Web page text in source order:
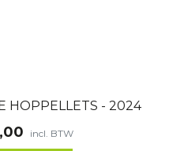
HOPPELLETS - 2024
incl. BTW